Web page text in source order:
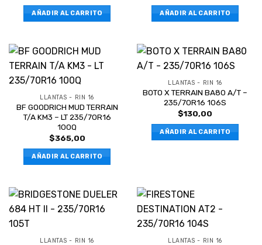
AÑADIR AL CARRITO AÑADIR AL CARRITO
LLANTAS - RIN 16
BF GOODRICH MUD TERRAIN
T/A KM3 – LT 235/70R16
100Q
$365,00
AÑADIR AL CARRITO
LLANTAS - RIN 16
BOTO X TERRAIN BA80 A/T –
235/70R16 106S
$130,00
AÑADIR AL CARRITO
LLANTAS - RIN 16 LLANTAS - RIN 16